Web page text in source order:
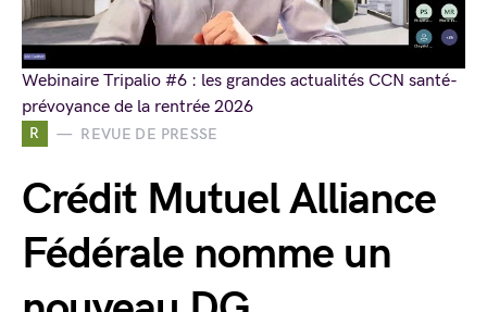
R REVUE DE PRESSE
Crédit Mutuel Alliance
Fédérale nomme un
Webinaire Tripalio #6 : les grandes actualités CCN santé-
prévoyance de la rentrée 2026